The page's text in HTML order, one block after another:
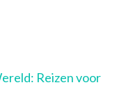
Reizen voor